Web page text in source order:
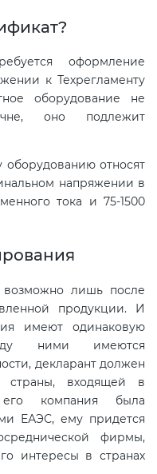
оформление
к Техрегламенту
оборудование не
оно подлежит
оборудованию относят
напряжении в
тока и 75-1500
возможно лишь после
продукции. И
имеют одинаковую
ними имеются
декларант должен
страны, входящей в
компания была
ЕАЭС, ему придется
фирмы,
интересы в странах